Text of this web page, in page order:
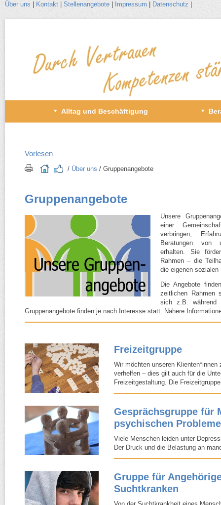
Über uns Kontakt Stellenangebote Impressum Datenschutz
Alltag und Beschäftigung
Vorlesen
/​ Über uns /​ Gruppenangebote
Gruppenangebote
Unsere
einer
verbringen,
Beratungen von
erhalten. Sie
Rahmen – die
die eigenen
Die Angebote
zeitlichen Rahmen
sich z.B. während
Gruppenangebote finden je nach Interesse statt. Nähere
Freizeitgruppe
Wir möchten unseren Klienten*innen
verhelfen – dies gilt auch für die
Freizeitgestaltung. Die
Gesprächsgruppe für
psychischen
Viele Menschen leiden unter
Der Druck und die Belastung an
Gruppe für
Suchtkranken